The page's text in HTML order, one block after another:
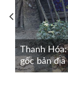
Thanh
gốc bản địa